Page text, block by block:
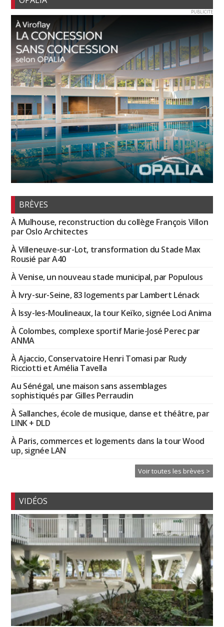
PUBLICITE
BRÈVES
À Mulhouse, reconstruction du collège François Villon
par Oslo Architectes
À Villeneuve-sur-Lot, transformation du Stade Max
Rousié par A40
À Venise, un nouveau stade municipal, par Populous
À Ivry-sur-Seine, 83 logements par Lambert Lénack
À Issy-les-Moulineaux, la tour Keïko, signée Loci Anima
À Colombes, complexe sportif Marie-José Perec par
ANMA
À Ajaccio, Conservatoire Henri Tomasi par Rudy
Ricciotti et Amélia Tavella
Au Sénégal, une maison sans assemblages
sophistiqués par Gilles Perraudin
À Sallanches, école de musique, danse et théâtre, par
LINK + DLD
À Paris, commerces et logements dans la tour Wood
up, signée LAN
Voir toutes les brèves >
VIDÉOS